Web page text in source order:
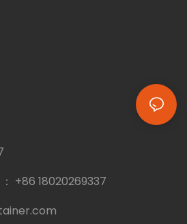
+86 18020269337